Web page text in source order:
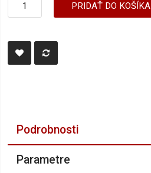
PRIDAŤ DO KOŠÍKA
Podrobnosti
Parametre